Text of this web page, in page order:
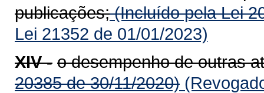
publicações;(Incluído pela Lei
Lei 21352 de 01/01/2023)
XIV - o desempenho de outras
20385 de 30/11/2020)